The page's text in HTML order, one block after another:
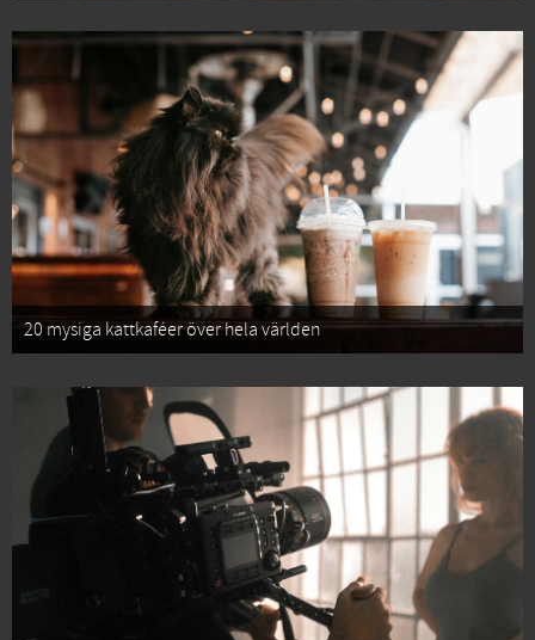
20 mysiga kattkaféer över hela världen